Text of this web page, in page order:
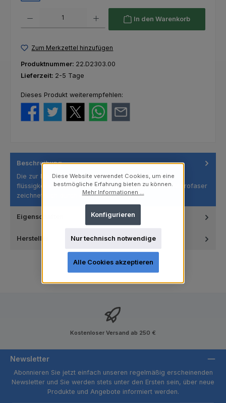
In den Warenkorb
Zum Merkzettel hinzufügen
Produktnummer: 22.D2303.00
Lieferzeit: 2-5 Tage
Dieses Produkt weiterempfehlen:
Beschreibung
Die zur Fertigung dieser Mäntel verwendete
flüssigkeitsabweisende und atmungsaktive SMMS-Mikrofaser
zeichnet sich durch ein…Mehr
Eigenschaften
Hersteller
Kostenloser Versand ab 250 €
Newsletter
Abonnieren Sie jetzt einfach unseren regelmäßig erscheinenden
Newsletter und Sie werden stets unter den Ersten sein, über neue
Produkte und Angebote informiert werden.
Diese Website verwendet Cookies, um eine
bestmögliche Erfahrung bieten zu können.
Mehr Informationen ...
Nur technisch notwendige
Konfigurieren
Alle Cookies akzeptieren